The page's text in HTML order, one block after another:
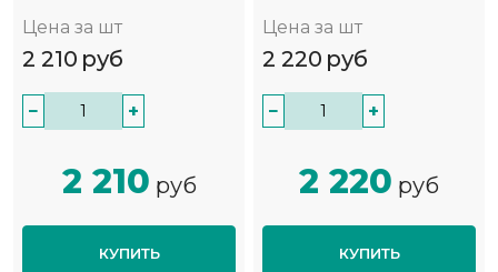
Цена за шт
2 210 руб
− +
2 210 руб
КУПИТЬ
Цена за шт
2 220 руб
− +
2 220 руб
КУПИТЬ